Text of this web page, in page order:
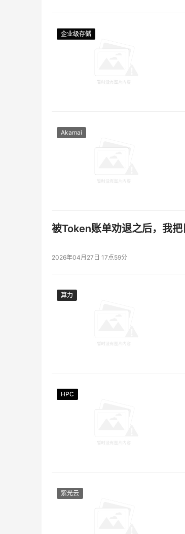
企业级存储
企业级存储
企业级存储
企业级存储
Akamai
被Token账单劝退之后，我
2026年04月27日 17点59分
算力
算力
HPC
HPC
HPC
HPC
HPC
HPC
紫光云